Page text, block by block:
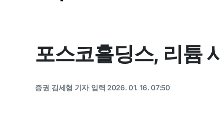
포스코홀딩스, 리튬
증권 김세형 기자| 입력 2026. 01. 16. 07:50